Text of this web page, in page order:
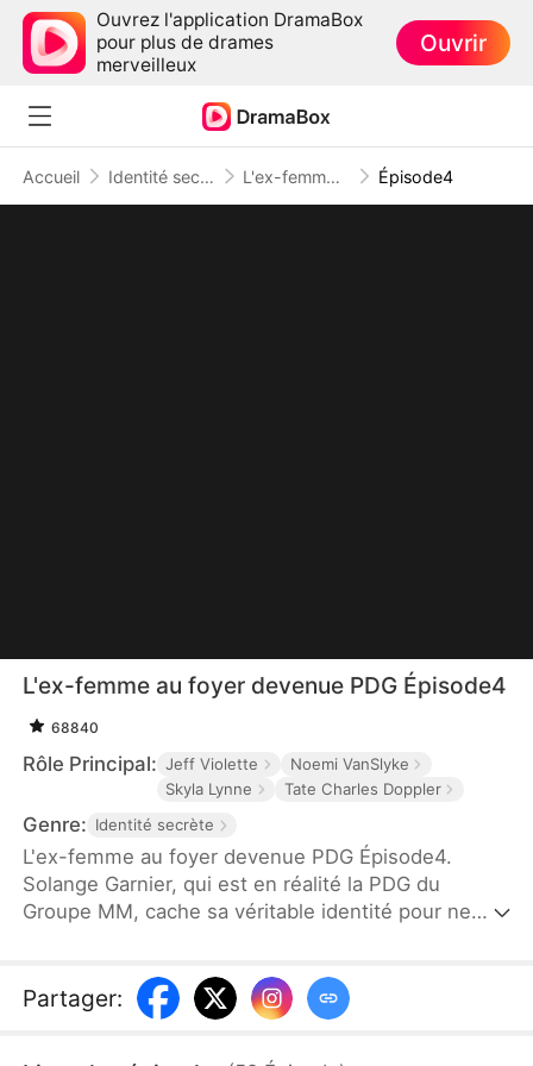
Ouvrez l'application DramaBox
pour plus de drames
merveilleux
Ouvrir
Accueil Identité secrète L'ex-femme au foyer devenue PDG Épisode4
L'ex-femme au foyer devenue PDG Épisode4
68840
Rôle Principal: Jeff Violette
Noemi VanSlyke
Skyla Lynne
Tate Charles Doppler
Genre: Identité secrète
L'ex-femme au foyer devenue PDG Épisode4.
Solange Garnier, qui est en réalité la PDG du
Groupe MM, cache sa véritable identité pour ne
leur divorce, elle révèle qui elle est vraiment lors
d’une soirée de gala. Elle met fin au partenariat
Partager: